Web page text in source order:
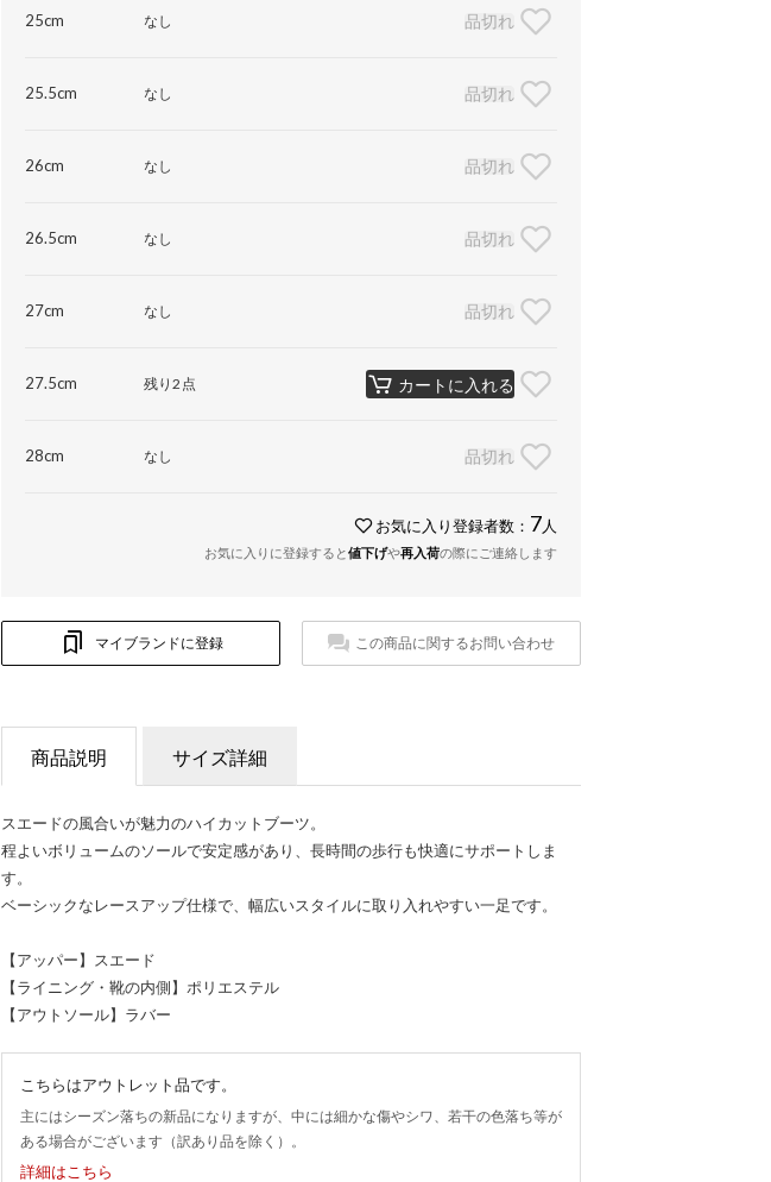
25cm なし 品切れ
25.5cm なし 品切れ
26cm なし 品切れ
26.5cm なし 品切れ
27cm なし 品切れ
27.5cm 残り2点 カートに入れる
28cm なし 品切れ
お気に入り登録者数： 7 人
お気に入りに登録すると値下げや再入荷の際にご連絡します
マイブランドに登録 この商品に関するお問い合わせ
商品説明 サイズ詳細
スエードの風合いが魅力のハイカットブーツ。
程よいボリュームのソールで安定感があり、長時間の歩行も快適にサポートしま
す。
ベーシックなレースアップ仕様で、幅広いスタイルに取り入れやすい一足です。
【アッパー】スエード
【ライニング・靴の内側】ポリエステル
【アウトソール】ラバー
こちらはアウトレット品です。
主にはシーズン落ちの新品になりますが、中には細かな傷やシワ、若干の色落ち等が
ある場合がございます（訳あり品を除く）。
詳細はこちら